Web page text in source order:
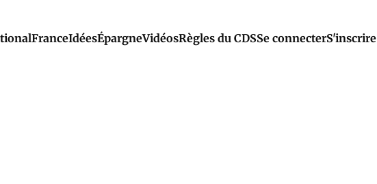
FranceIdéesÉpargneVidéosRègles du CDSSe connecterS'inscrire